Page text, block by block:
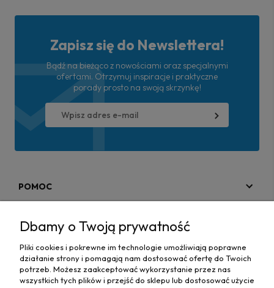
Zapisz się do Newslettera!
Bądź na bieżąco z nowościami oraz specjalnymi
ofertami. Otrzymuj inspiracje i praktyczne
porady prosto na swoją skrzynkę!
POMOC
MAPA STRONY
Dbamy o Twoją prywatność
Pliki cookies i pokrewne im technologie umożliwiają poprawne
działanie strony i pomagają nam dostosować ofertę do Twoich
potrzeb. Możesz zaakceptować wykorzystanie przez nas
wszystkich tych plików i przejść do sklepu lub dostosować użycie